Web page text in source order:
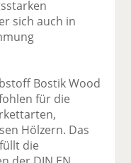
sich auch in
Bostik Wood
für die
Hölzern. Das
die